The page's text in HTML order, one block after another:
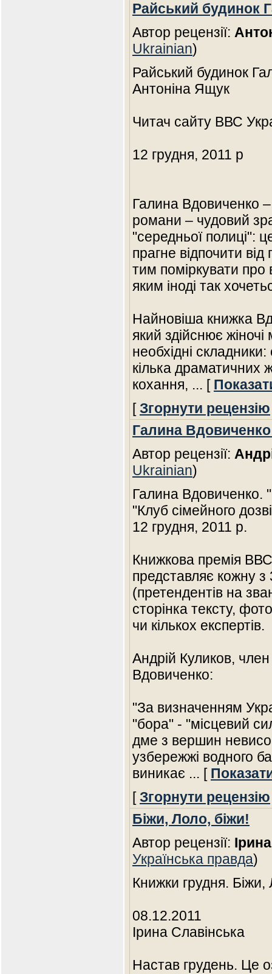
Райський будинок
Автор рецензії:
Ukrainian)
Райський будинок
Антоніна Ящук
Читач сайту ВВС
12 грудня, 2011 p
Галина Вдовиченко –
романи – чудовий
"середньої полиці":
прагне відпочити
тим поміркувати про
яким іноді так
Найновіша книжка
який здійснює жіночі
необхідні
кілька драматичних
кохання, ... [
[Згорнути рецензію
Галина
Автор рецензії:
Ukrainian)
Галина Вдовиченко.
"Клуб сімейного
12 грудня, 2011 p.
Книжкова премія
представляє кожну з
(претендентів на
сторінка тексту,
чи кількох експертів.
Андрій Куликов,
Вдовиченко:
"За визначенням
"бора" - "місцевий
дме з вершин
узбережжі водного
виникає ... [
[Згорнути рецензію
Біжи, Лоло, біжи!
Автор рецензії:
Українська правда)
Книжки грудня. Біжи,
08.12.2011
Ірина Славінська
Настав грудень. Це